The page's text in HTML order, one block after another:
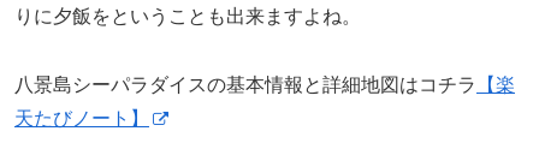
りに夕飯をということも出来ますよね。
八景島シーパラダイスの基本情報と詳細地図はコチラ
【楽
天たびノート】